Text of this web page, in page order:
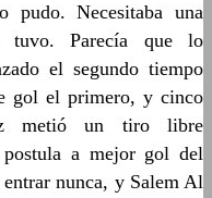
Necesitaba una
tuvo. Parecía que lo
el segundo tiempo
gol el primero, y cinco
metió un tiro libre
a mejor gol del
nunca, y Salem Al